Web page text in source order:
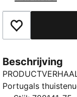
Toegevoegd
Beschrijving
Portugals